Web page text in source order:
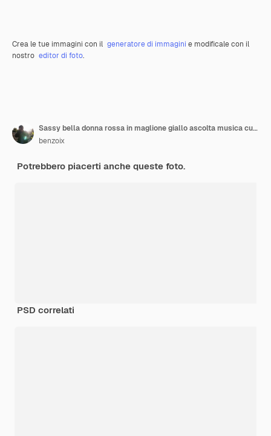
Crea le tue immagini con il generatore di immagini e modificale con il
nostro editor di foto.
Sassy bella donna rossa in maglione giallo ascolta musica cuffie bianche tocca auricolari e
benzoix
Potrebbero piacerti anche queste foto.
PSD correlati